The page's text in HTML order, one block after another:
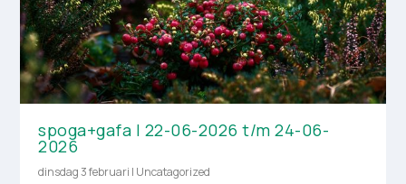
spoga+gafa | 22-06-2026 t/m 24-06-
2026
dinsdag 3 februari | Uncatagorized